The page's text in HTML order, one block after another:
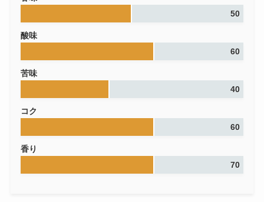
50
酸味
60
苦味
40
コク
60
香り
70